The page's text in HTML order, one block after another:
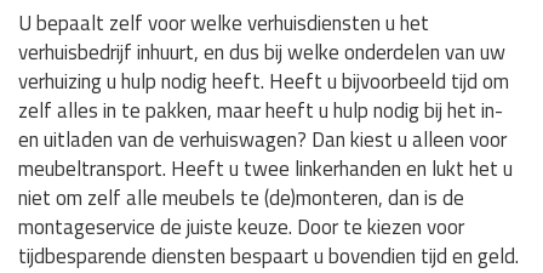
U bepaalt zelf voor welke verhuisdiensten u het
verhuisbedrijf inhuurt, en dus bij welke onderdelen van uw
verhuizing u hulp nodig heeft. Heeft u bijvoorbeeld tijd om
zelf alles in te pakken, maar heeft u hulp nodig bij het in-
en uitladen van de verhuiswagen? Dan kiest u alleen voor
meubeltransport. Heeft u twee linkerhanden en lukt het u
niet om zelf alle meubels te (de)monteren, dan is de
montageservice de juiste keuze. Door te kiezen voor
tijdbesparende diensten bespaart u bovendien tijd en geld.